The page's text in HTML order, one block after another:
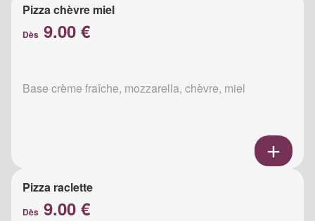
Pizza chèvre miel
Dès 9.00 €
Base crème fraîche, mozzarella, chèvre, miel
Pizza raclette
Dès 9.00 €